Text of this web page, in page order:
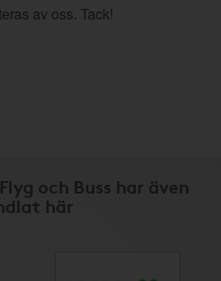
av oss. Tack!
och Buss har även
här